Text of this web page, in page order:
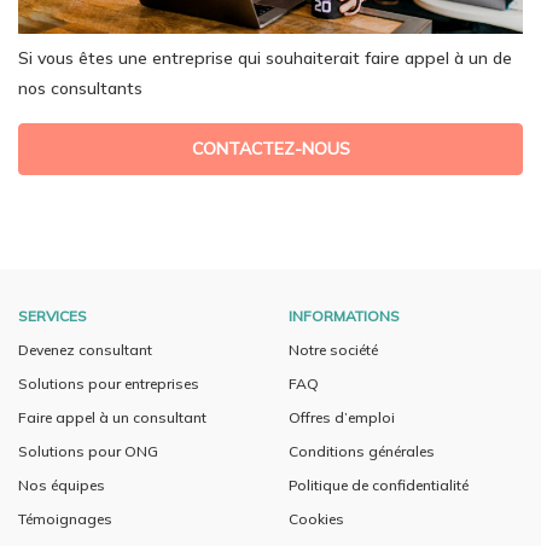
Si vous êtes une entreprise qui souhaiterait faire appel à un de
nos consultants
CONTACTEZ-NOUS
SERVICES
Devenez consultant
Solutions pour entreprises
Faire appel à un consultant
Solutions pour ONG
Nos équipes
Témoignages
INFORMATIONS
Notre société
FAQ
Offres d’emploi
Conditions générales
Politique de confidentialité
Cookies